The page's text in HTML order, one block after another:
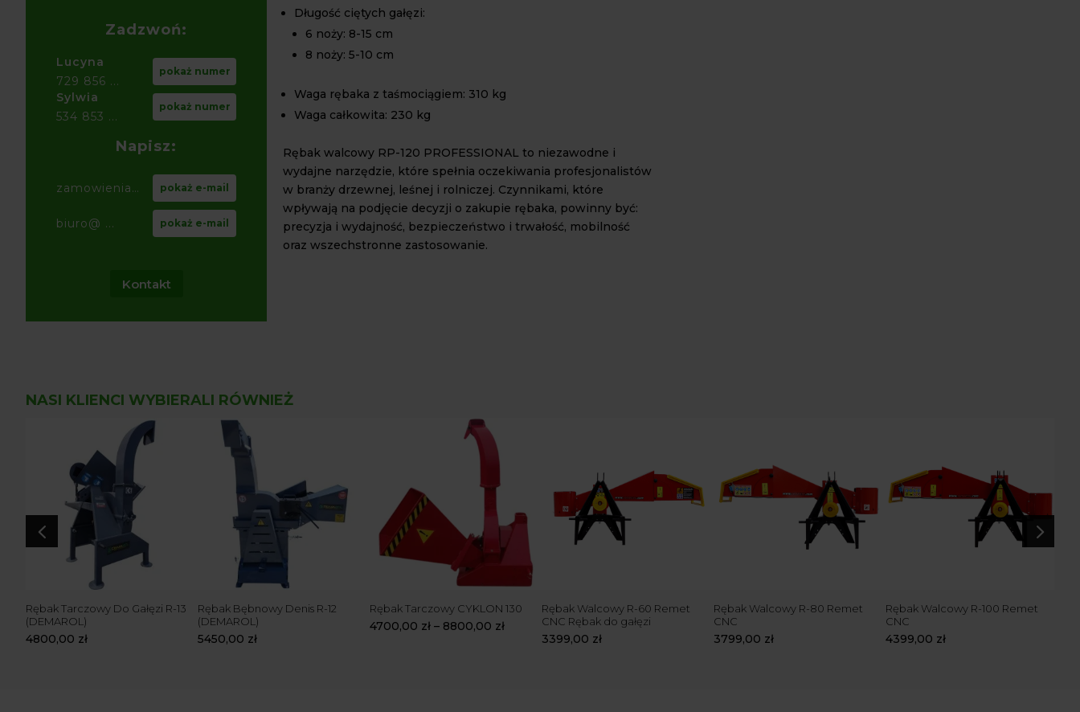
Zadzwoń:
Lucyna
729 856 ...
pokaż numer
Sylwia
534 853 ...
pokaż numer
Napisz:
zamowienia@ ... pokaż e-mail
biuro@ ... pokaż e-mail
Kontakt
Długość ciętych gałęzi:
6 noży: 8-15 cm
8 noży: 5-10 cm
Waga rębaka z taśmociągiem: 310 kg
Waga całkowita: 230 kg
Rębak walcowy RP-120 PROFESSIONAL to niezawodne i
wydajne narzędzie, które spełnia oczekiwania profesjonalistów
w branży drzewnej, leśnej i rolniczej. Czynnikami, które
wpływają na podjęcie decyzji o zakupie rębaka, powinny być:
precyzja i wydajność, bezpieczeństwo i trwałość, mobilność
oraz wszechstronne zastosowanie.
NASI KLIENCI WYBIERALI RÓWNIEŻ
4
Rębak Tarczowy Do Gałęzi R-13
(DEMAROL)
4800,00 zł
Rębak Bębnowy Denis R-12
(DEMAROL)
5450,00 zł
Rębak Tarczowy CYKLON 130
4700,00 zł – 8800,00 zł
Rębak Walcowy R-60 Remet
CNC Rębak do gałęzi
3399,00 zł
Rębak Walcowy R-80 Remet
CNC
3799,00 zł
Rębak Walcowy R-100 Remet
CNC
4399,00 zł
5